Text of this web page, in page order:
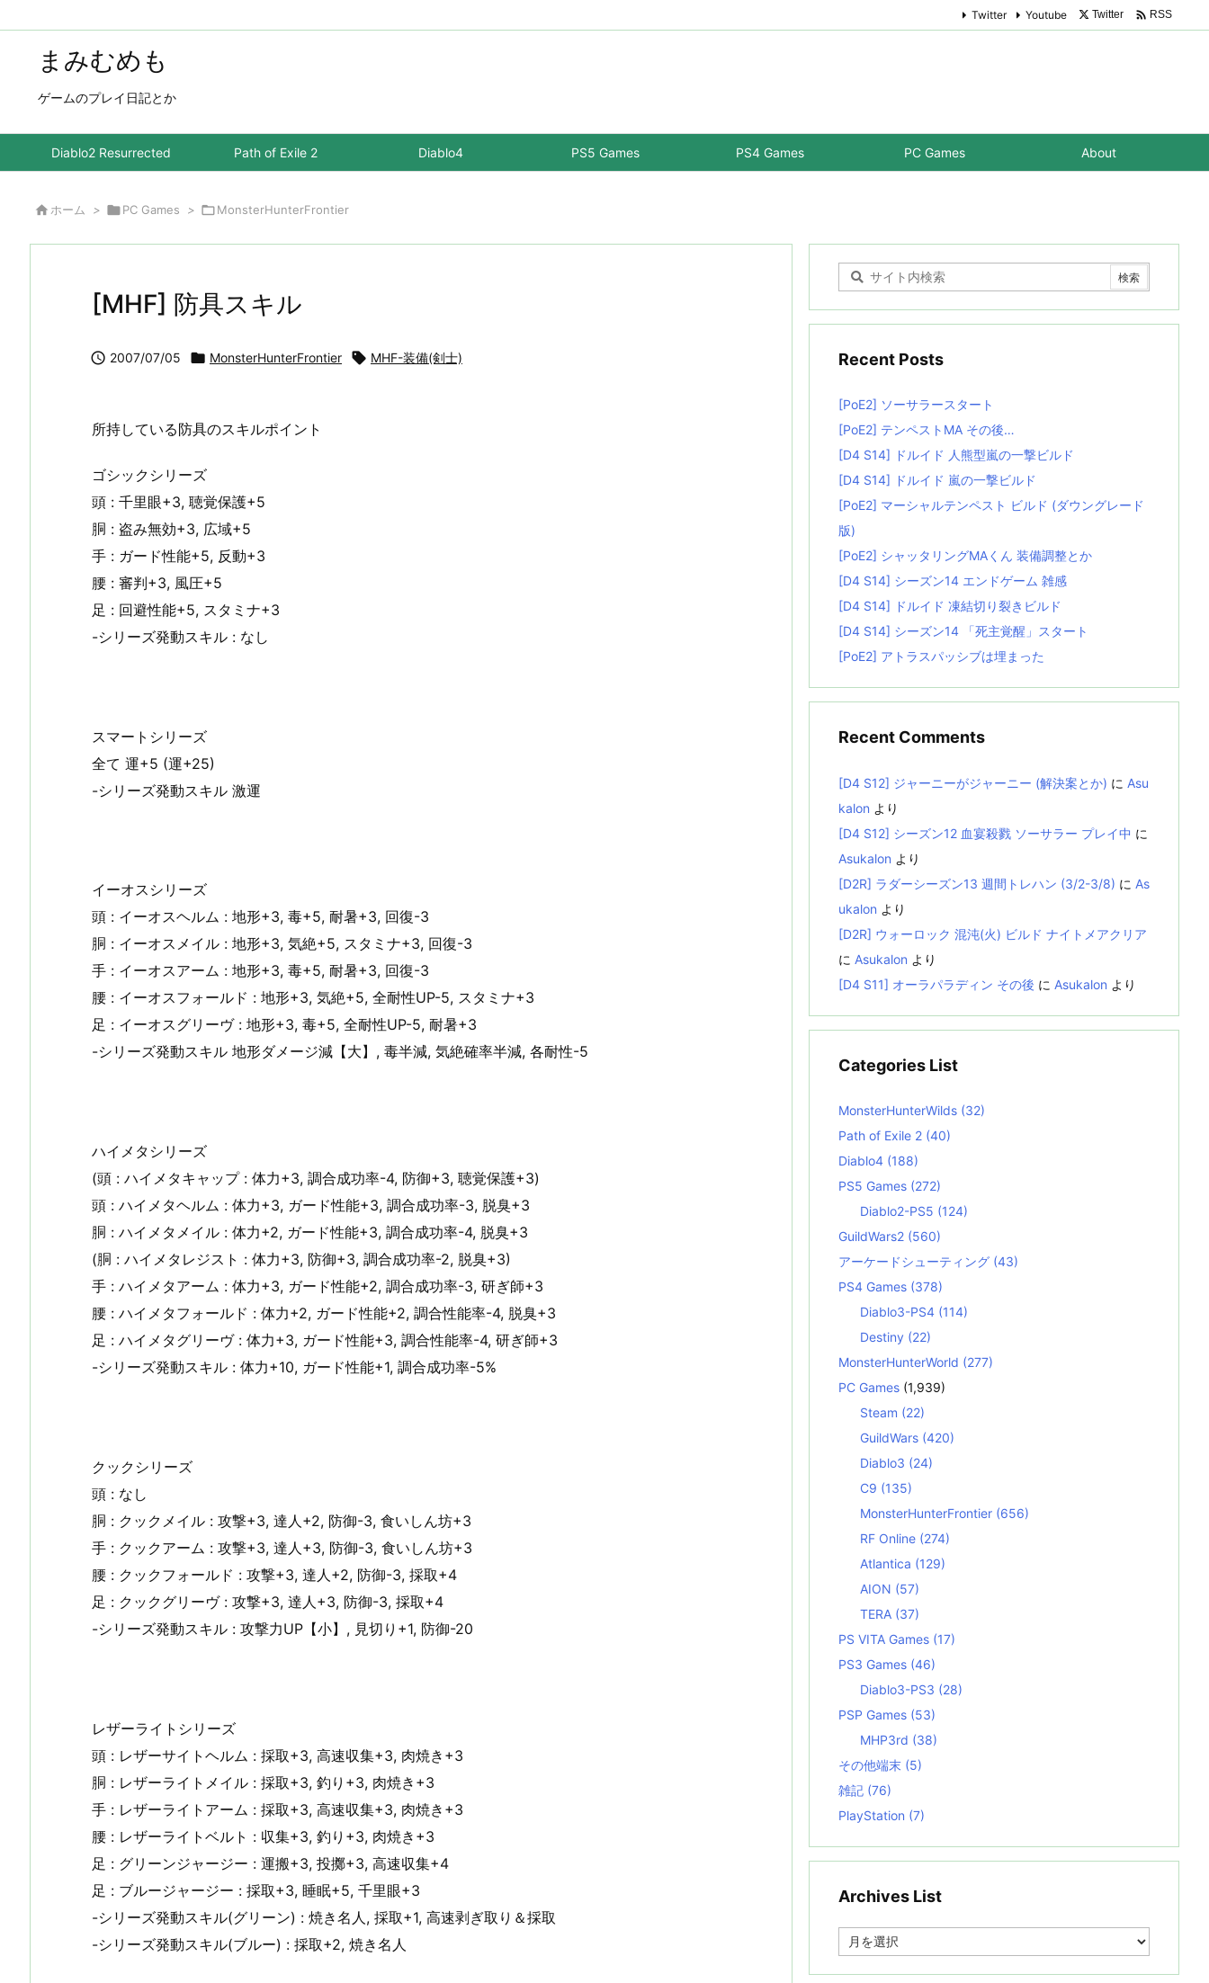
まみむめも
ゲームのプレイ日記とか
Diablo2 Resurrected Path of Exile 2 Diablo4 PS5 Games PS4 Games PC Games About
Twitter Youtube Twitter  RSS
 ホーム > PC Games > MonsterHunterFrontier
[MHF] 防具スキル
 2007/07/05  MonsterHunterFrontier  MHF-装備(剣士)
所持している防具のスキルポイント
ゴシックシリーズ
頭 : 千里眼+3, 聴覚保護+5
胴 : 盗み無効+3, 広域+5
手 : ガード性能+5, 反動+3
腰 : 審判+3, 風圧+5
足 : 回避性能+5, スタミナ+3
-シリーズ発動スキル : なし
スマートシリーズ
全て 運+5 (運+25)
-シリーズ発動スキル 激運
イーオスシリーズ
頭 : イーオスヘルム : 地形+3, 毒+5, 耐暑+3, 回復-3
胴 : イーオスメイル : 地形+3, 気絶+5, スタミナ+3, 回復-3
手 : イーオスアーム : 地形+3, 毒+5, 耐暑+3, 回復-3
腰 : イーオスフォールド : 地形+3, 気絶+5, 全耐性UP-5, スタミナ+3
足 : イーオスグリーヴ : 地形+3, 毒+5, 全耐性UP-5, 耐暑+3
-シリーズ発動スキル 地形ダメージ減【大】, 毒半減, 気絶確率半減, 各耐性-5
ハイメタシリーズ
(頭 : ハイメタキャップ : 体力+3, 調合成功率-4, 防御+3, 聴覚保護+3)
頭 : ハイメタヘルム : 体力+3, ガード性能+3, 調合成功率-3, 脱臭+3
胴 : ハイメタメイル : 体力+2, ガード性能+3, 調合成功率-4, 脱臭+3
(胴 : ハイメタレジスト : 体力+3, 防御+3, 調合成功率-2, 脱臭+3)
手 : ハイメタアーム : 体力+3, ガード性能+2, 調合成功率-3, 研ぎ師+3
腰 : ハイメタフォールド : 体力+2, ガード性能+2, 調合性能率-4, 脱臭+3
足 : ハイメタグリーヴ : 体力+3, ガード性能+3, 調合性能率-4, 研ぎ師+3
-シリーズ発動スキル : 体力+10, ガード性能+1, 調合成功率-5%
クックシリーズ
頭 : なし
胴 : クックメイル : 攻撃+3, 達人+2, 防御-3, 食いしん坊+3
手 : クックアーム : 攻撃+3, 達人+3, 防御-3, 食いしん坊+3
腰 : クックフォールド : 攻撃+3, 達人+2, 防御-3, 採取+4
足 : クックグリーヴ : 攻撃+3, 達人+3, 防御-3, 採取+4
-シリーズ発動スキル : 攻撃力UP【小】, 見切り+1, 防御-20
レザーライトシリーズ
頭 : レザーサイトヘルム : 採取+3, 高速収集+3, 肉焼き+3
胴 : レザーライトメイル : 採取+3, 釣り+3, 肉焼き+3
手 : レザーライトアーム : 採取+3, 高速収集+3, 肉焼き+3
腰 : レザーライトベルト : 収集+3, 釣り+3, 肉焼き+3
足 : グリーンジャージー : 運搬+3, 投擲+3, 高速収集+4
足 : ブルージャージー : 採取+3, 睡眠+5, 千里眼+3
-シリーズ発動スキル(グリーン) : 焼き名人, 採取+1, 高速剥ぎ取り＆採取
-シリーズ発動スキル(ブルー) : 採取+2, 焼き名人
Recent Posts
[PoE2] ソーサラースタート
[PoE2] テンペストMA その後…
[D4 S14] ドルイド 人熊型嵐の一撃ビルド
[D4 S14] ドルイド 嵐の一撃ビルド
[PoE2] マーシャルテンペスト ビルド (ダウングレード
版)
[PoE2] シャッタリングMAくん 装備調整とか
[D4 S14] シーズン14 エンドゲーム 雑感
[D4 S14] ドルイド 凍結切り裂きビルド
[D4 S14] シーズン14 「死主覚醒」スタート
[PoE2] アトラスパッシブは埋まった
Recent Comments
[D4 S12] ジャーニーがジャーニー (解決案とか) に Asu
kalon より
[D4 S12] シーズン12 血宴殺戮 ソーサラー プレイ中 に
Asukalon より
[D2R] ラダーシーズン13 週間トレハン (3/2-3/8) に As
ukalon より
[D2R] ウォーロック 混沌(火) ビルド ナイトメアクリア
に Asukalon より
[D4 S11] オーラパラディン その後 に Asukalon より
Categories List
MonsterHunterWilds (32)
Path of Exile 2 (40)
Diablo4 (188)
PS5 Games (272)
Diablo2-PS5 (124)
GuildWars2 (560)
アーケードシューティング (43)
PS4 Games (378)
Diablo3-PS4 (114)
Destiny (22)
MonsterHunterWorld (277)
PC Games (1,939)
Steam (22)
GuildWars (420)
Diablo3 (24)
C9 (135)
MonsterHunterFrontier (656)
RF Online (274)
Atlantica (129)
AION (57)
TERA (37)
PS VITA Games (17)
PS3 Games (46)
Diablo3-PS3 (28)
PSP Games (53)
MHP3rd (38)
その他端末 (5)
雑記 (76)
PlayStation (7)
Archives List